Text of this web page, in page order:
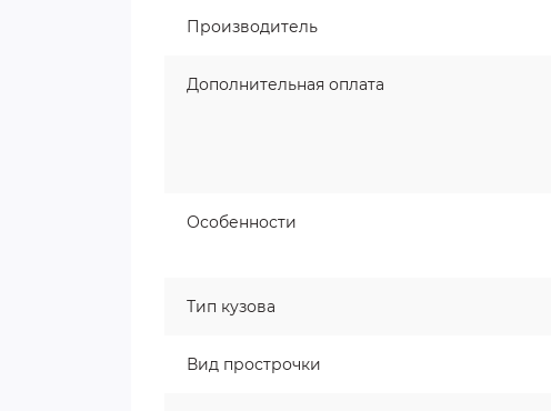
Производитель
Дополнительная оплата
Особенности
Тип кузова
Вид прострочки